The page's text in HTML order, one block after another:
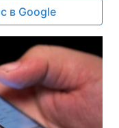
в Google